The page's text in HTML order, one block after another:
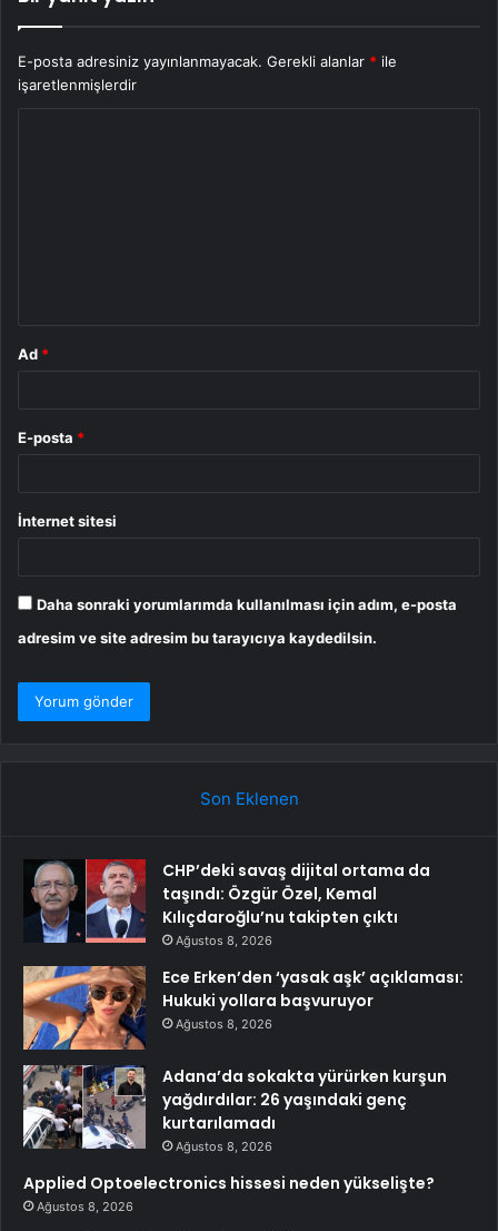
E-posta adresiniz yayınlanmayacak. Gerekli alanlar * ile
işaretlenmişlerdir
Ad *
E-posta *
İnternet sitesi
Daha sonraki yorumlarımda kullanılması için adım, e-posta
adresim ve site adresim bu tarayıcıya kaydedilsin.
Son Eklenen
CHP’deki savaş dijital ortama da
taşındı: Özgür Özel, Kemal
Kılıçdaroğlu’nu takipten çıktı
Ağustos 8, 2026
Ece Erken’den ‘yasak aşk’ açıklaması:
Hukuki yollara başvuruyor
Ağustos 8, 2026
Adana’da sokakta yürürken kurşun
yağdırdılar: 26 yaşındaki genç
kurtarılamadı
Ağustos 8, 2026
Applied Optoelectronics hissesi neden yükselişte?
Ağustos 8, 2026